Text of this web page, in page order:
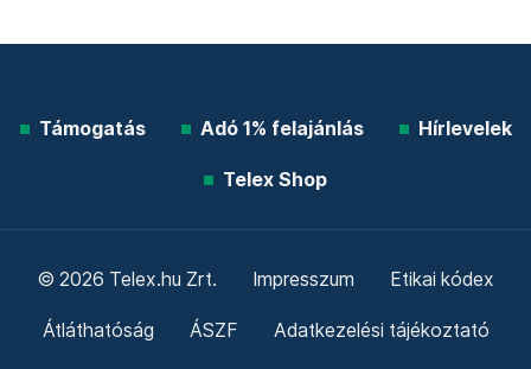
Támogatás Adó 1% felajánlás Hírlevelek
Telex Shop
© 2026 Telex.hu Zrt. Impresszum Etikai kódex
Átláthatóság ÁSZF Adatkezelési tájékoztató